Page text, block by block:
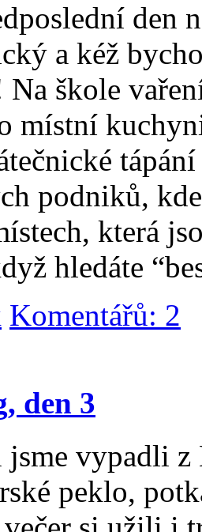
den
a kéž
škole
místní
podniků,
která
hledáte
Komentářů: 2
den 3
jsme vypadli
peklo,